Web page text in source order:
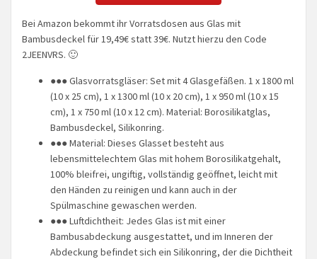
Bei Amazon bekommt ihr Vorratsdosen aus Glas mit
Bambusdeckel für 19,49€ statt 39€. Nutzt hierzu den Code
2JEENVRS. 🙂
●●● Glasvorratsgläser: Set mit 4 Glasgefäßen. 1 x 1800 ml
(10 x 25 cm), 1 x 1300 ml (10 x 20 cm), 1 x 950 ml (10 x 15
cm), 1 x 750 ml (10 x 12 cm). Material: Borosilikatglas,
Bambusdeckel, Silikonring.
●●● Material: Dieses Glasset besteht aus
lebensmittelechtem Glas mit hohem Borosilikatgehalt,
100% bleifrei, ungiftig, vollständig geöffnet, leicht mit
den Händen zu reinigen und kann auch in der
Spülmaschine gewaschen werden.
●●● Luftdichtheit: Jedes Glas ist mit einer
Bambusabdeckung ausgestattet, und im Inneren der
Abdeckung befindet sich ein Silikonring, der die Dichtheit